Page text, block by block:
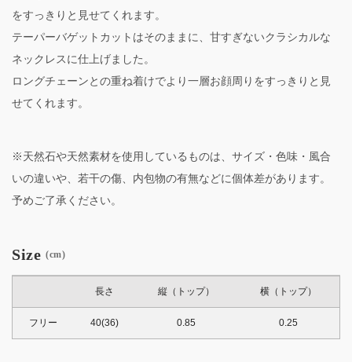
をすっきりと見せてくれます。
テーパーバゲットカットはそのままに、甘すぎないクラシカルな
ネックレスに仕上げました。
ロングチェーンとの重ね着けでより一層お顔周りをすっきりと見
せてくれます。
※天然石や天然素材を使用しているものは、サイズ・色味・風合
いの違いや、若干の傷、内包物の有無などに個体差があります。
予めご了承ください。
Size (cm)
長さ 縦（トップ） 横（トップ）
フリー 40(36) 0.85 0.25